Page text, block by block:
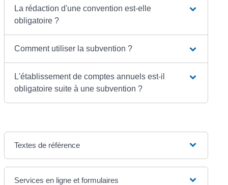
La rédaction d'une convention est-elle
obligatoire ?
Comment utiliser la subvention ?
L'établissement de comptes annuels est-il
obligatoire suite à une subvention ?
Textes de référence
Services en ligne et formulaires